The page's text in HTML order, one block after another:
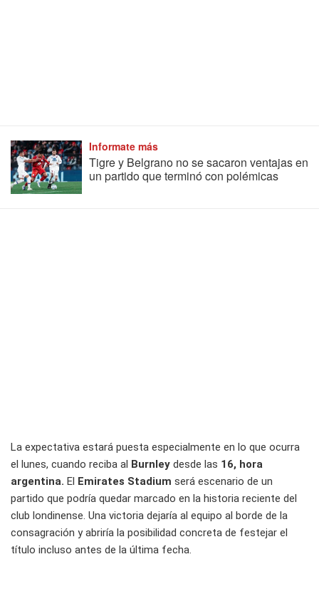
Informate más
Tigre y Belgrano no se sacaron ventajas en
un partido que terminó con polémicas
La expectativa estará puesta especialmente en lo que ocurra
el lunes, cuando reciba al Burnley desde las 16, hora
argentina. El Emirates Stadium será escenario de un
partido que podría quedar marcado en la historia reciente del
club londinense. Una victoria dejaría al equipo al borde de la
consagración y abriría la posibilidad concreta de festejar el
título incluso antes de la última fecha.